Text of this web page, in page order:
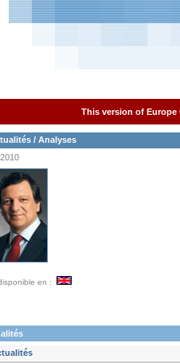
This version of Europe
/ Analyses
en :